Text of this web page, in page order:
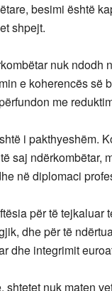
besimi është
shpejt.
nuk ndodh
e koherencës së
me
i pakthyeshëm.
saj ndërkombëtar,
në diplomaci
për të
dhe për të
dhe integrimit
shtetet nuk maten